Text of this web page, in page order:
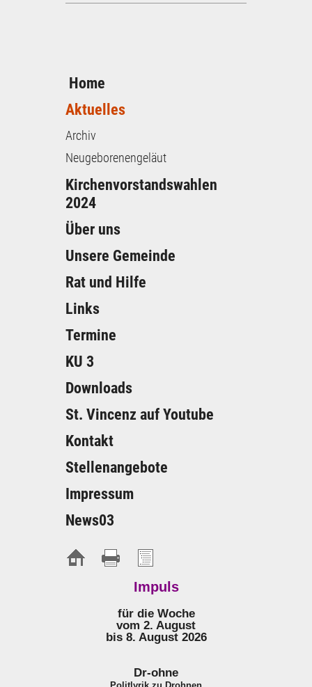
Home
Aktuelles
Archiv
Neugeborenengeläut
Kirchenvorstandswahlen
2024
Über uns
Unsere Gemeinde
Rat und Hilfe
Links
Termine
KU 3
Downloads
St. Vincenz auf Youtube
Kontakt
Stellenangebote
Impressum
News03
Impuls
für die Woche
vom 2. August
bis 8. August 2026
Dr-ohne